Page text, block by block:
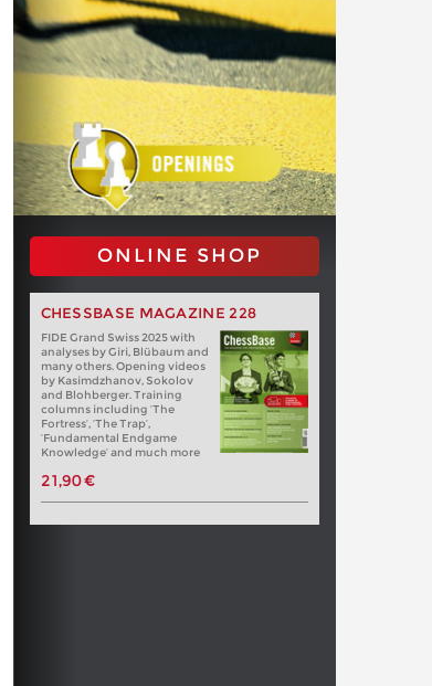
ONLINE SHOP
CHESSBASE MAGAZINE 228
FIDE Grand Swiss 2025 with
analyses by Giri, Blübaum and
many others. Opening videos
by Kasimdzhanov, Sokolov
and Blohberger. Training
columns including ‘The
Fortress’, ‘The Trap’,
‘Fundamental Endgame
Knowledge’ and much more
21,90 €